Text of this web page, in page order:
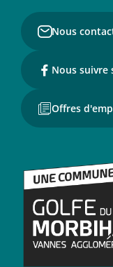
Nous
Nous suivre
Offres